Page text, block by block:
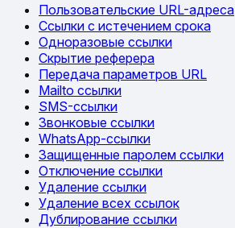
Пользовательские URL-адреса
Ссылки с истечением срока
Одноразовые ссылки
Скрытие реферера
Передача параметров URL
Mailto ссылки
SMS-ссылки
Звонковые ссылки
WhatsApp-ссылки
Защищенные паролем ссылки
Отключение ссылки
Удаление ссылки
Удаление всех ссылок
Дублирование ссылки